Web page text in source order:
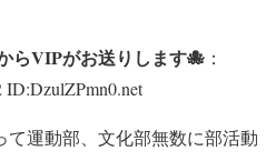
らVIPがお送りします🐙 ：
ID:DzulZPmn0.net
て運動部、文化部無数に部活動